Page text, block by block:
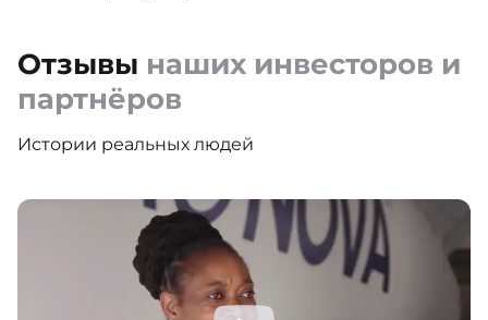
Отзывы наших инвесторов и
партнёров
Истории реальных людей